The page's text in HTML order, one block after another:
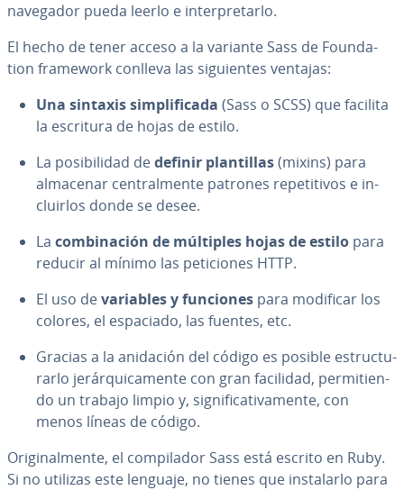
navegador pueda leerlo e in­te­r­pre­tar­lo.
El hecho de tener acceso a la variante Sass de Fou­n­da­
tion framework conlleva las si­guie­n­tes ventajas:
Una sintaxis si­m­pli­fi­ca­da (Sass o SCSS) que facilita
la escritura de hojas de estilo.
La po­si­bi­li­dad dedefinir pla­n­ti­llas(mixins) para
almacenar ce­n­tra­l­me­n­te patrones re­pe­ti­ti­vos e in­
clui­r­los donde se desee.
La co­m­bi­na­ción de múltiples hojas de estilo para
reducir al mínimo las pe­ti­cio­nes HTTP.
El uso devariables y funciones para modificar los
colores, el espaciado, las fuentes, etc.
Gracias a la anidación del código es posible es­tru­c­tu­
rar­lo je­rá­r­qui­ca­me­n­te con gran facilidad, pe­r­mi­tie­n­
do un trabajo limpio y, si­g­ni­fi­ca­ti­va­me­n­te, con
menos líneas de código.
Ori­gi­na­l­me­n­te, el co­m­pi­la­dor Sass está escrito en Ruby.
Si no utilizas este lenguaje, no tienes que in­s­ta­lar­lo para